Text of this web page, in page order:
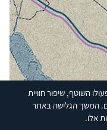
השוטף, שיפור חוויית
המשך הגלישה באתר
אלו.
ונורמליזציה בין